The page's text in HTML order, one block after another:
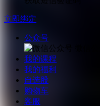
立即绑定
公众号
我的课程
我的福利
自选股
购物车
客服